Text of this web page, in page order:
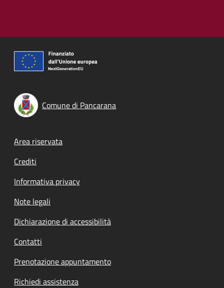
Comune di Pancarana
Footer menu
Area riservata
Crediti
Informativa privacy
Note legali
Dichiarazione di accessibilità
Contatti
Prenotazione appuntamento
Richiedi assistenza